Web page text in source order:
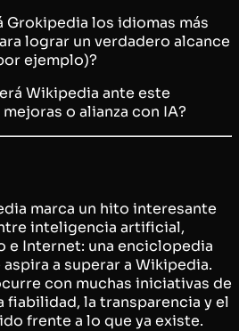
Grokipedia los idiomas más
lograr un verdadero alcance
ejemplo)?
Wikipedia ante este
o alianza con IA?
marca un hito interesante
inteligencia artificial,
Internet: una enciclopedia
a superar a Wikipedia.
con muchas iniciativas de
fiabilidad, la transparencia y el
frente a lo que ya existe.